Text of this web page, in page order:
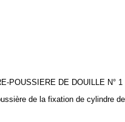
POUSSIERE DE DOUILLE N° 1
de la fixation de cylindre de